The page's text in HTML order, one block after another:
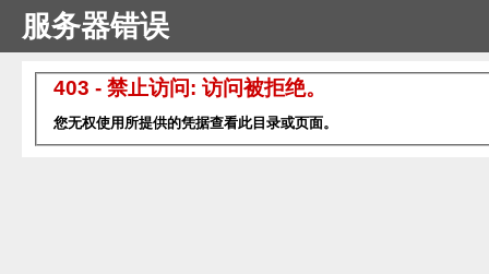
服务器错误
403 - 禁止访问: 访问被拒绝。
您无权使用所提供的凭据查看此目录或页面。